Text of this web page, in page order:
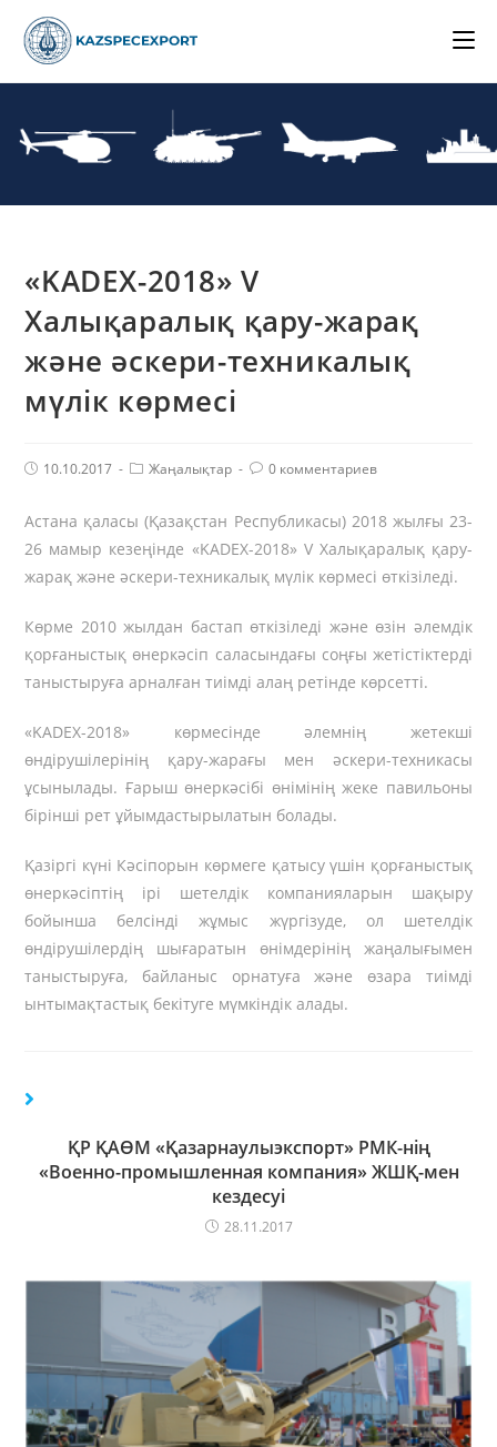
content
«KADEX-2018» V
Халықаралық қару-жарақ
және әскери-техникалық
мүлік көрмесі
Post10.10.2017
PostЖаңалықтар
Комментарии
0 комментариев
Астана қаласы (Қазақстан Республикасы) 2018 жылғы 23-
26 мамыр кезеңінде «KADEX-2018» VХалықаралық қару-
жарақ және әскери-техникалық мүлік көрмесі өткізіледі.
Көрме 2010 жылдан бастап өткізіледі және өзін әлемдік
қорғаныстық өнеркәсіп саласындағы соңғы жетістіктерді
таныстыруға арналған тиімді алаң ретінде көрсетті.
«KADEX-2018» көрмесінде әлемнің жетекші
өндірушілерінің қару-жарағы мен әскери-техникасы
ұсынылады. Ғарыш өнеркәсібі өнімінің жеке павильоны
бірінші рет ұйымдастырылатын болады.
Қазіргі күні Кәсіпорын көрмеге қатысу үшін қорғаныстық
өнеркәсіптің ірі шетелдік компанияларын шақыру
бойынша белсінді жұмыс жүргізуде, ол шетелдік
өндірушілердің шығаратын өнімдерінің жаңалығымен
таныстыруға, байланыс орнатуға және өзара тиімді
ынтымақтастық бекітуге мүмкіндік алады.
ҚР ҚАӨМ «Қазарнаулыэкспорт» РМК-нің
«Военно-промышленная компания» ЖШҚ-мен
кездесуі
28.11.2017